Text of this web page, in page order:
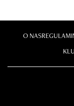
O NAS